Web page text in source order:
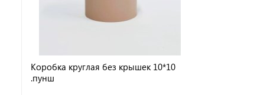
Коробка круглая без крышек 10*10
.пунш